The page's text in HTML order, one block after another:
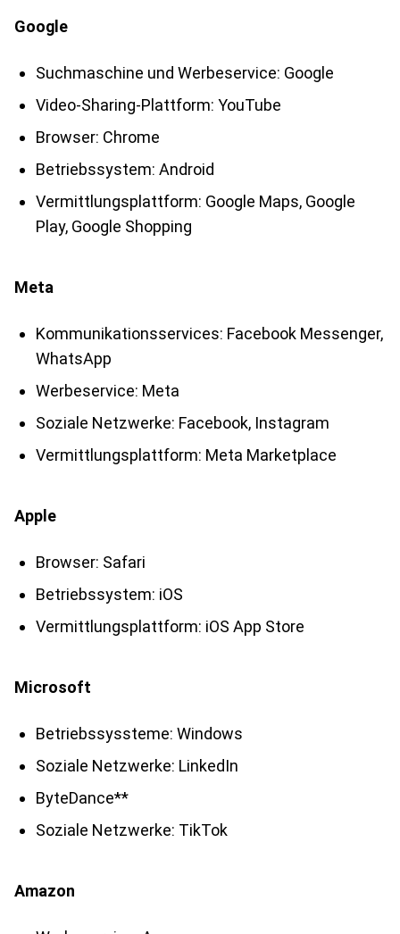
Google
Suchmaschine und Werbeservice: Google
Video-Sharing-Plattform: YouTube
Browser: Chrome
Betriebssystem: Android
Vermittlungsplattform: Google Maps, Google
Play, Google Shopping
Meta
Kommunikationsservices: Facebook Messenger,
WhatsApp
Werbeservice: Meta
Soziale Netzwerke: Facebook, Instagram
Vermittlungsplattform: Meta Marketplace
Apple
Browser: Safari
Betriebssystem: iOS
Vermittlungsplattform: iOS App Store
Microsoft
Betriebssyssteme: Windows
Soziale Netzwerke: LinkedIn
ByteDance**
Soziale Netzwerke: TikTok
Amazon